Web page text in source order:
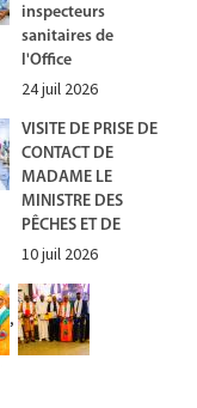
inspecteurs
sanitaires de
l'Office
24 juil 2026
VISITE DE PRISE DE
CONTACT DE
MADAME LE
MINISTRE DES
PÊCHES ET DE
10 juil 2026
,